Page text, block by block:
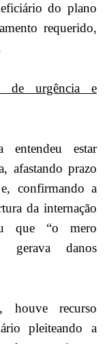
do plano
requerido,
de urgência e
estar
afastando prazo
confirmando a
da internação
que “o mero
gerava danos
houve recurso
pleiteando a